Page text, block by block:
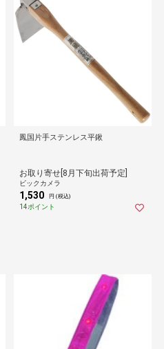
鳳国片手ステンレス平鍬
お取り寄せ[8月下旬出荷予定]
ビックカメラ
1,530 円 (税込)
14ポイント